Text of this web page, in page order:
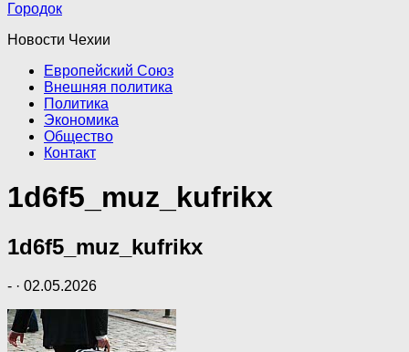
Городок
Новости Чехии
Европейский Союз
Внешняя политика
Политика
Экономика
Общество
Контакт
1d6f5_muz_kufrikx
1d6f5_muz_kufrikx
- · 02.05.2026